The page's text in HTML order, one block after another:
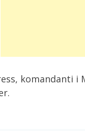
komandanti i